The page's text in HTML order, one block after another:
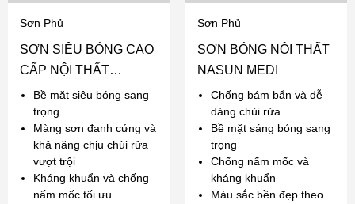
Sơn Phủ
SƠN SIÊU BÓNG CAO
CẤP NỘI THẤT
NASUN ANGEL
Bề mặt siêu bóng sang
trọng
Màng sơn đanh cứng và
khả năng chịu chùi rửa
vượt trội
Kháng khuẩn và chống
nấm mốc tối ưu
Sơn Phủ
SƠN BÓNG NỘI THẤT
NASUN MEDI
Chống bám bẩn và dễ
dàng chùi rửa
Bề mặt sáng bóng sang
trọng
Chống nấm mốc và
kháng khuẩn
Màu sắc bền đẹp theo